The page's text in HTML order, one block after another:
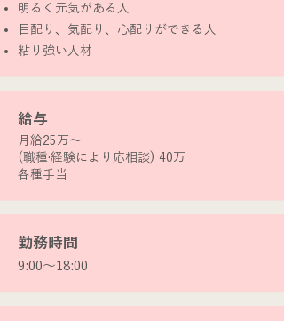
明るく元気がある人
目配り、気配り、心配りができる人
​粘り強い人材
​給与
月給25万〜
(職種·経験により応相談) 40万
​各種手当
​勤務時間
9:00〜18:00